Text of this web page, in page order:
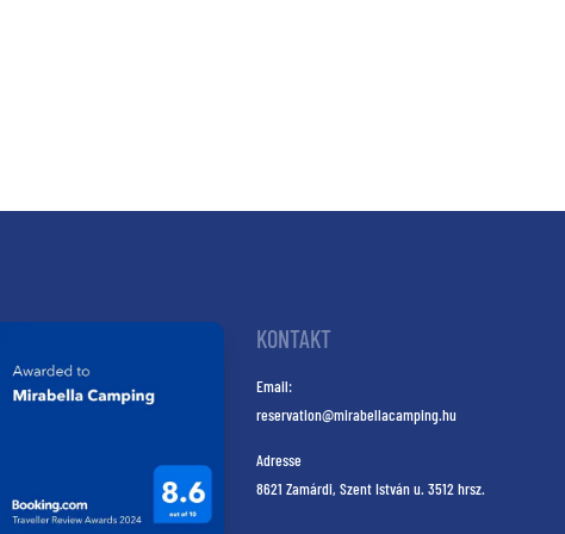
KONTAKT
Email:
reservation@mirabellacamping.hu
Adresse
8621 Zamárdi, Szent István u. 3512 hrsz.